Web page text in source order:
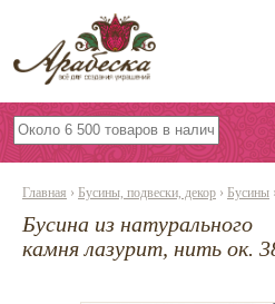
Бусины, подвески,
Бисер
Фурнитура
Главная › Бусины, подвески, декор › Бусины ›
Бусина из натурального
камня лазурит, нить ок.